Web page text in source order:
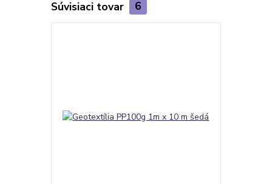
Súvisiaci tovar 6